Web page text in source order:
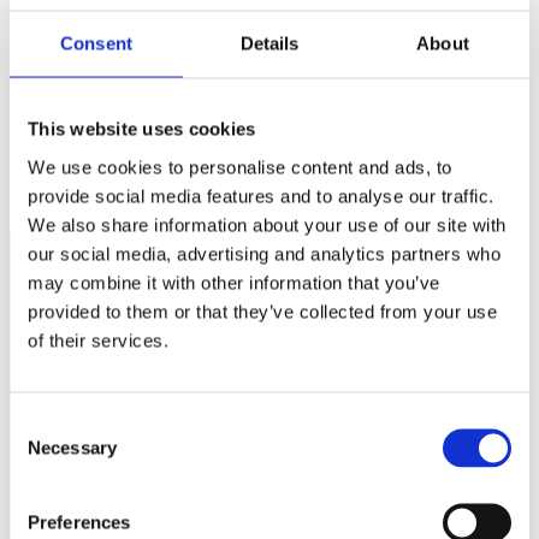
Consent Details About
This website uses cookies
We use cookies to personalise content and ads, to
provide social media features and to analyse our traffic.
We also share information about your use of our site with
our social media, advertising and analytics partners who
may combine it with other information that you’ve
provided to them or that they’ve collected from your use
of their services.
Selection
Necessary
Preferences
Utökad verksamhet – är den försäkrad?
Näringspolitik
Rådgivning
Nyheter